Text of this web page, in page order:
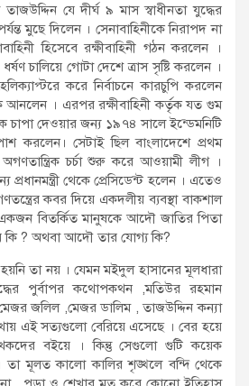
যে দীর্ঘ ৯ মাস স্বাধীনতা যুদ্ধের
মুছে দিলেন । সেনাবাহিনীকে নিরাপদ না
হিসেবে রক্ষীবাহিনী গঠন করলেন ।
চালিয়ে গোটা দেশে ত্রাস সৃষ্টি করলেন ।
করে নির্বাচনে কারচুপি করলেন
আনলেন । এরপর রক্ষীবাহিনী কর্তৃক যত গুম
চাপা দেওয়ার জন্য ১৯৭৪ সালে ইন্ডেমনিটি
করলেন। সেটাই ছিল বাংলাদেশে প্রথম
চর্চা শুরু করে আওয়ামী লীগ ।
প্রধানমন্ত্রী থেকে প্রেসিডেন্ট হলেন । এতেও
কবর দিয়ে একদলীয় ব্যবস্থা বাকশাল
বিতর্কিত মানুষকে আদৌ জাতির পিতা
কি ? অথবা আদৌ তার যোগ্য কি?
হয়নি তা নয় । যেমন মইদুল হাসানের মূলধারা
পুর্বাপর কথোপকথন ,মতিউর রহমান
জলিল ,মেজর ডালিম , তাজউদ্দিন কন্যা
এই সত্যগুলো বেরিয়ে এসেছে । বের হয়ে
বইয়ে । কিন্তু সেগুলো গুটি কয়েক
। তা মূলত কালো কালির শৃঙ্খলে বন্দি থেকে